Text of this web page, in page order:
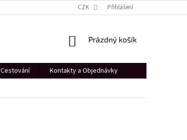
DÁRKOVÝ POUKÁZ SHOWROOM PRAHA
CZK Přihlášení
NÁKUPNÍ
Prázdný košík
Cestování
Kontakty a Objednávky